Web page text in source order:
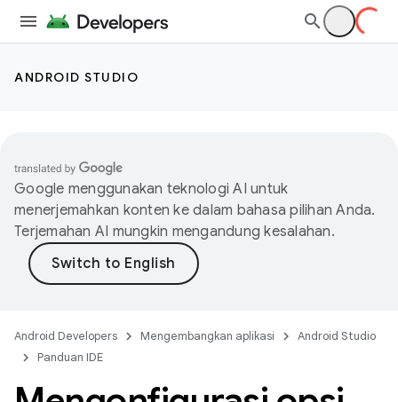
ANDROID STUDIO
Google menggunakan teknologi AI untuk
menerjemahkan konten ke dalam bahasa pilihan Anda.
Terjemahan AI mungkin mengandung kesalahan.
Android Developers Mengembangkan aplikasi
Android Studio
Panduan IDE